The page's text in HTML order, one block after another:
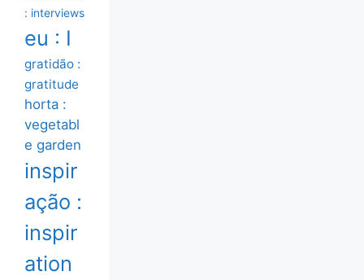
: interviews
eu : I
gratidão :
gratitude
horta :
vegetabl
e garden
inspir
ação :
inspir
ation